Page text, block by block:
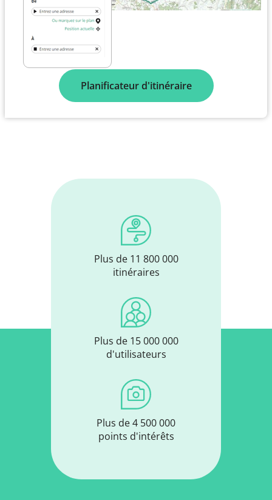
Planificateur d'itinéraire
Plus de 11 800 000
itinéraires
Plus de 15 000 000
d'utilisateurs
Plus de 4 500 000
points d'intérêts